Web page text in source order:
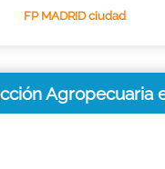
FP MADRID ciudad
Agropecuaria